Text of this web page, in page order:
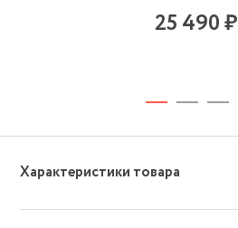
25 490 ₽
Характеристики товара